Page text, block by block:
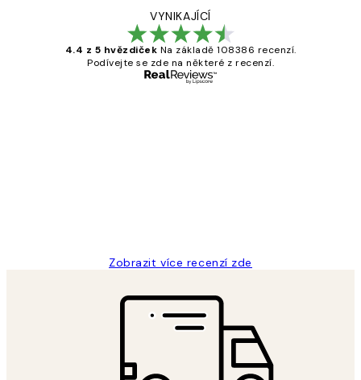
VYNIKAJÍCÍ
4.4 z 5 hvězdiček Na základě 108386 recenzí.
Podívejte se zde na některé z recenzí.
Zobrazit více recenzí zde